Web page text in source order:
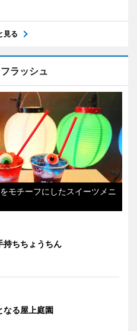
見る
ラッシュ
モチーフにしたスイーツメニ
持ちちょうちん
なる屋上庭園